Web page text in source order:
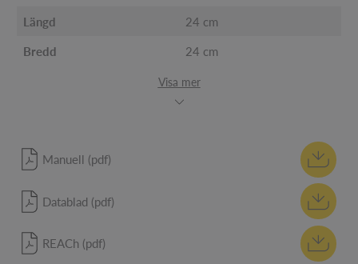
Längd 24 cm
Bredd 24 cm
Visa mer
Manuell (pdf)
Datablad (pdf)
REACh (pdf)